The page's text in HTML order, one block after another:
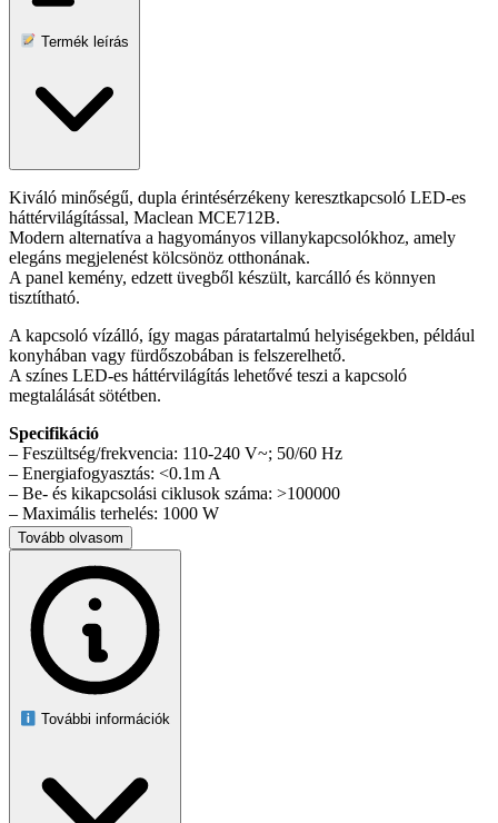
Termék leírás
Kiváló minőségű, dupla érintésérzékeny keresztkapcsoló LED-es
háttérvilágítással, Maclean MCE712B.
Modern alternatíva a hagyományos villanykapcsolókhoz, amely
elegáns megjelenést kölcsönöz otthonának.
A panel kemény, edzett üvegből készült, karcálló és könnyen
tisztítható.
A kapcsoló vízálló, így magas páratartalmú helyiségekben, például
konyhában vagy fürdőszobában is felszerelhető.
A színes LED-es háttérvilágítás lehetővé teszi a kapcsoló
megtalálását sötétben.
Specifikáció
– Feszültség/frekvencia: 110-240 V~; 50/60 Hz
– Energiafogyasztás: <0.1m A
– Be- és kikapcsolási ciklusok száma: >100000
– Maximális terhelés: 1000 W
– Minimális terhelés: 3 W
– Méretek: 86 x 86 mm
– Üveg vastagsága: 3 mm
– Mélység: 33 mm
– Háttérvilágítás színe: zöld (kikapcsolt állapot) / piros (bekapcsolt
állapot)
– A csomag tartalmaz egy LED adaptert (izzó fényhatás esetén)
A csomag tartalma
– Érintésérzékeny villanykapcsoló Maclean MCE712B
– Használati útmutató
Jellemzők
Tovább olvasom
További információk